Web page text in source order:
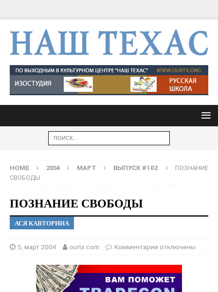
HOME 2004 МАРТ ВЫПУСК #102
ПОЗНАНИЕ
СВОБОДЫ
ПОЗНАНИЕ СВОБОДЫ
АСЯ КАВТОРИНА
5, март 2004 ourtx.com Комментарии отключены